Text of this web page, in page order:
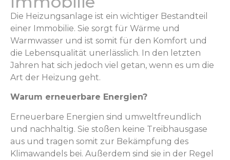
Die Heizungsanlage ist ein wichtiger Bestandteil
einer Immobilie. Sie sorgt für Wärme und
Warmwasser und ist somit für den Komfort und
die Lebensqualität unerlässlich. In den letzten
Jahren hat sich jedoch viel getan, wenn es um die
Art der Heizung geht.
Warum erneuerbare Energien?
Erneuerbare Energien sind umweltfreundlich
und nachhaltig. Sie stoßen keine Treibhausgase
aus und tragen somit zur Bekämpfung des
Klimawandels bei. Außerdem sind sie in der Regel